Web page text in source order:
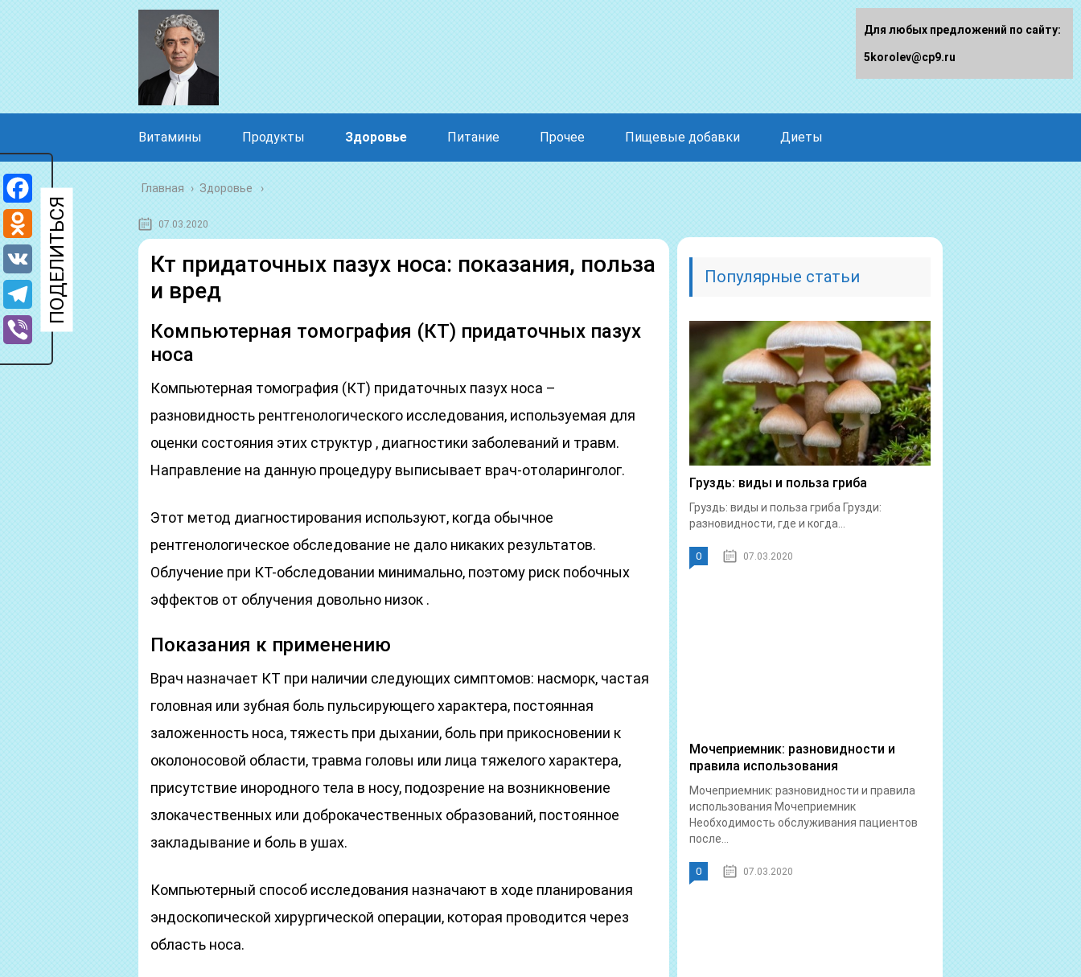
Витамины Продукты Здоровье Питание Прочее Пищевые добавки Диеты
Главная › Здоровье
07.03.2020
Кт придаточных пазух носа: показания, польза
и вред
Компьютерная томография (КТ) придаточных пазух
носа
Компьютерная томография (КТ) придаточных пазух носа –
разновидность рентгенологического исследования, используемая для
оценки состояния этих структур , диагностики заболеваний и травм.
Направление на данную процедуру выписывает врач-отоларинголог.
Этот метод диагностирования используют, когда обычное
рентгенологическое обследование не дало никаких результатов.
Облучение при КТ-обследовании минимально, поэтому риск побочных
эффектов от облучения довольно низок .
Показания к применению
Врач назначает КТ при наличии следующих симптомов: насморк, частая
головная или зубная боль пульсирующего характера, постоянная
заложенность носа, тяжесть при дыхании, боль при прикосновении к
околоносовой области, травма головы или лица тяжелого характера,
присутствие инородного тела в носу, подозрение на возникновение
злокачественных или доброкачественных образований, постоянное
закладывание и боль в ушах.
Компьютерный способ исследования назначают в ходе планирования
эндоскопической хирургической операции, которая проводится через
область носа.
Популярные статьи
Груздь: виды и польза гриба
Груздь: виды и польза гриба Грузди:
разновидности, где и когда...
0 07.03.2020
Мочеприемник: разновидности и
правила использования
Мочеприемник: разновидности и правила
использования Мочеприемник
Необходимость обслуживания пациентов
после...
0 07.03.2020
Facebook
Odnoklassniki
VK
Telegram
Viber
Для любых предложений по сайту:
5korolev@cp9.ru